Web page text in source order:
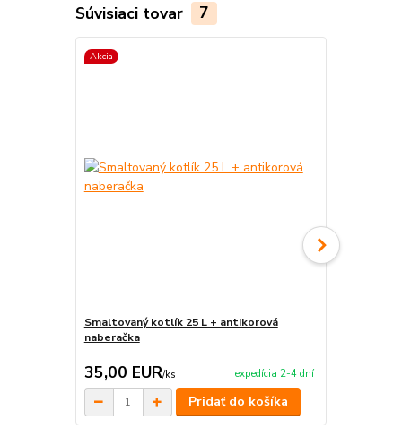
Súvisiaci tovar 7
Akcia
Smaltovaný kotlík 25 L + antikorová
naberačka
35,00 EUR/ks expedícia 2-4 dní
Pridať do košíka